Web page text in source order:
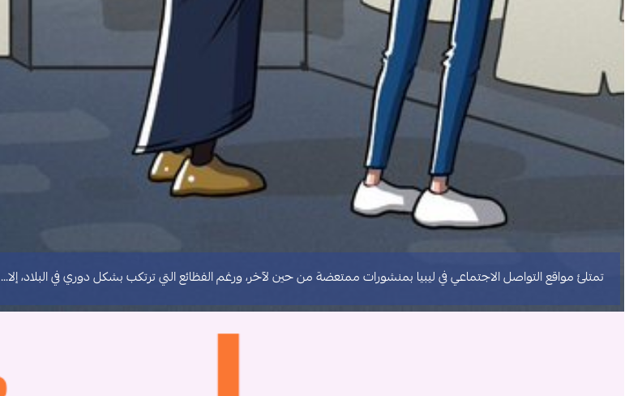
تمتلئ مواقع التواصل الاجتماعي في ليبيا بمنشورات ممتعضة من حين لآخر، ورغم الفظائع التي ترتكب بشكل دوري في البلاد، إلا…